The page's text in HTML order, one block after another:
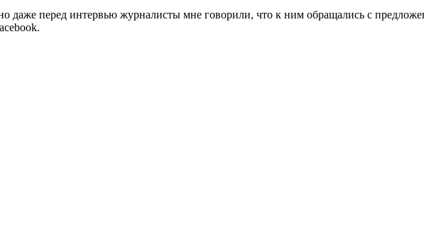
даже перед интервью журналисты мне говорили, что к ним обращались с